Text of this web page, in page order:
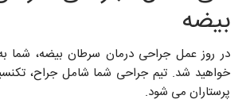
بیضه
در روز عمل جراحی درمان سرطان بیضه، شما
خواهید شد. تیم جراحی شما شامل جراح،
پرستاران می شود.